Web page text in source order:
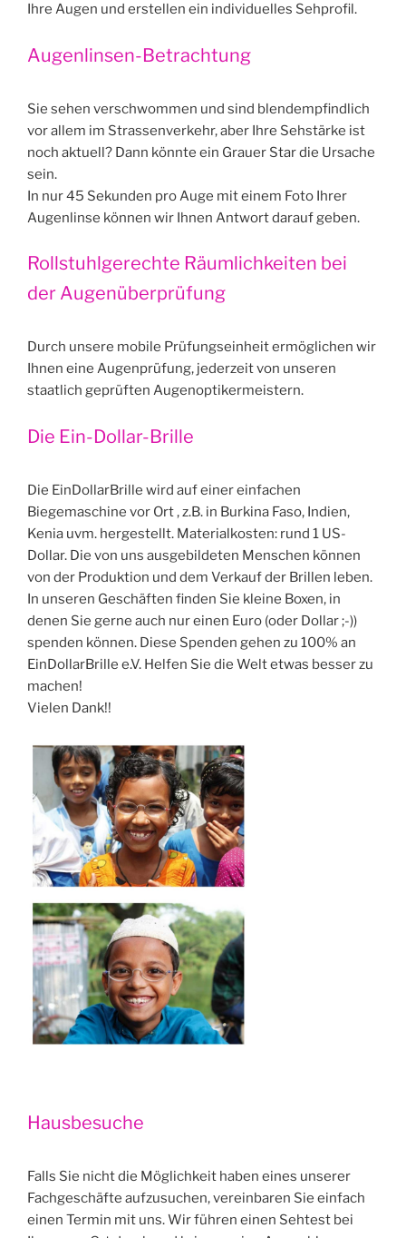
Ihre Augen und erstellen ein individuelles Sehprofil.
Augenlinsen-Betrachtung
Sie sehen verschwommen und sind blendempfindlich
vor allem im Strassenverkehr, aber Ihre Sehstärke ist
noch aktuell? Dann könnte ein Grauer Star die Ursache
sein.
In nur 45 Sekunden pro Auge mit einem Foto Ihrer
Augenlinse können wir Ihnen Antwort darauf geben.
Rollstuhlgerechte Räumlichkeiten bei
der Augenüberprüfung
Durch unsere mobile Prüfungseinheit ermöglichen wir
Ihnen eine Augenprüfung, jederzeit von unseren
staatlich geprüften Augenoptikermeistern.
Die Ein-Dollar-Brille
Die EinDollarBrille wird auf einer einfachen
Biegemaschine vor Ort , z.B. in Burkina Faso, Indien,
Kenia uvm. hergestellt. Materialkosten: rund 1 US-
Dollar. Die von uns ausgebildeten Menschen können
von der Produktion und dem Verkauf der Brillen leben.​
In unseren Geschäften finden Sie kleine Boxen, in
denen Sie gerne auch nur einen Euro (oder Dollar ;-))
spenden können. Diese Spenden gehen zu 100% an
EinDollarBrille e.V. Helfen Sie die Welt etwas besser zu
machen!
Vielen Dank!!
Hausbesuche
Falls Sie nicht die Möglichkeit haben eines unserer
Fachgeschäfte aufzusuchen, vereinbaren Sie einfach
einen Termin mit uns. Wir führen einen Sehtest bei